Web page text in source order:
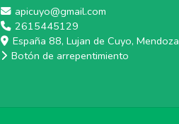
apicuyo@gmail.com
2615445129
España 88, Lujan de Cuyo, Mendoza
Botón de arrepentimiento